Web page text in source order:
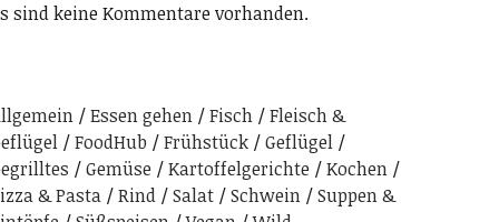
sind keine Kommentare vorhanden.
Essen gehen Fisch
Fleisch &
FoodHub Frühstück
Geflügel
Gemüse Kartoffelgerichte
Kochen
& Pasta
Rind Salat Schwein
Suppen &